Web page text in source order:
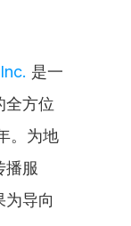
是一
全方位
。为地
播服
为导向